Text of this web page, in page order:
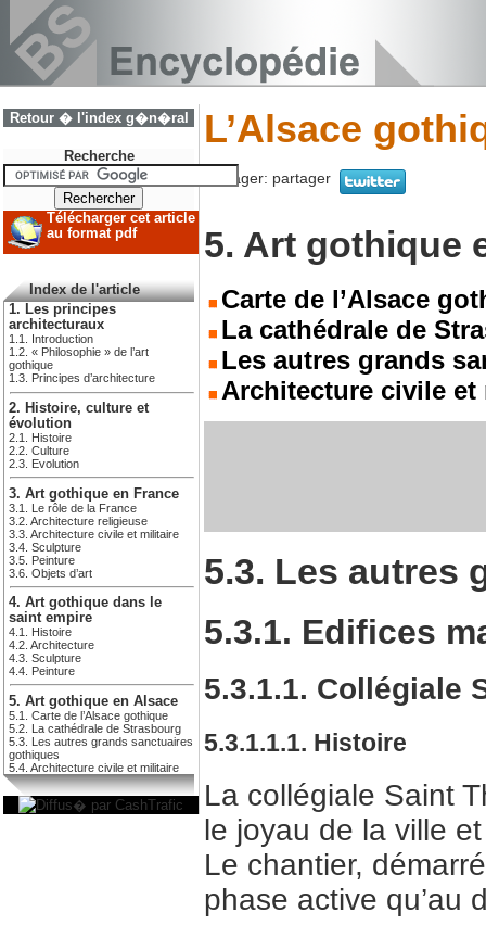
Retour � l'index g�n�ral
Recherche
Télécharger cet article
au format pdf
Index de l'article
1. Les principes
architecturaux
1.1. Introduction
1.2. « Philosophie » de l’art
gothique
1.3. Principes d’architecture
2. Histoire, culture et
évolution
2.1. Histoire
2.2. Culture
2.3. Evolution
3. Art gothique en France
3.1. Le rôle de la France
3.2. Architecture religieuse
3.3. Architecture civile et militaire
3.4. Sculpture
3.5. Peinture
3.6. Objets d’art
4. Art gothique dans le
saint empire
4.1. Histoire
4.2. Architecture
4.3. Sculpture
4.4. Peinture
5. Art gothique en Alsace
5.1. Carte de l’Alsace gothique
5.2. La cathédrale de Strasbourg
5.3. Les autres grands sanctuaires
gothiques
5.4. Architecture civile et militaire
L’Alsace
Partager: partager
5. Art gothique
Carte de l’Alsace
La cathédrale de
Les autres grands
Architecture civile et
5.3. Les autres
5.3.1. Edifices
5.3.1.1. Collégiale
5.3.1.1.1. Histoire
La collégiale Saint
le joyau de la ville
Le chantier,
phase active qu’au